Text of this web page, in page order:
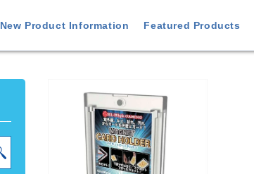
New Product Information Featured Products
product
information